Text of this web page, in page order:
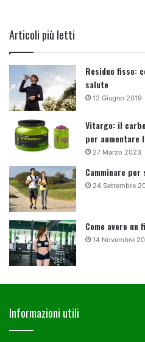
Articoli più letti
Residuo fisso:
salute
12 Giugno 2019
Vitargo: il
per aumentare
27 Marzo 2023
Camminare
24 Settembre
Come avere
14 Novembre
Informazioni utili